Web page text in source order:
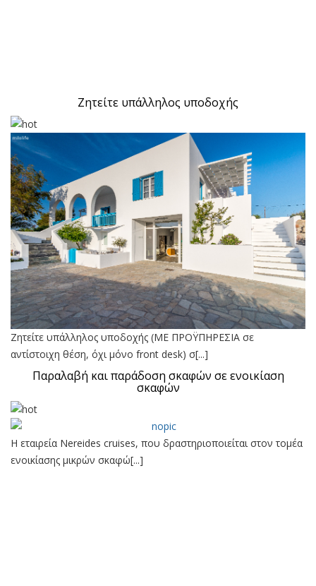
Ζητείτε υπάλληλος υποδοχής
Ζητείτε υπάλληλος υποδοχής (ΜΕ ΠΡΟΫΠΗΡΕΣΙΑ σε
αντίστοιχη θέση, όχι μόνο front desk) σ[...]
Παραλαβή και παράδοση σκαφών σε ενοικίαση
σκαφών
Η εταιρεία Nereides cruises, που δραστηριοποιείται στον τομέα
ενοικίασης μικρών σκαφώ[...]